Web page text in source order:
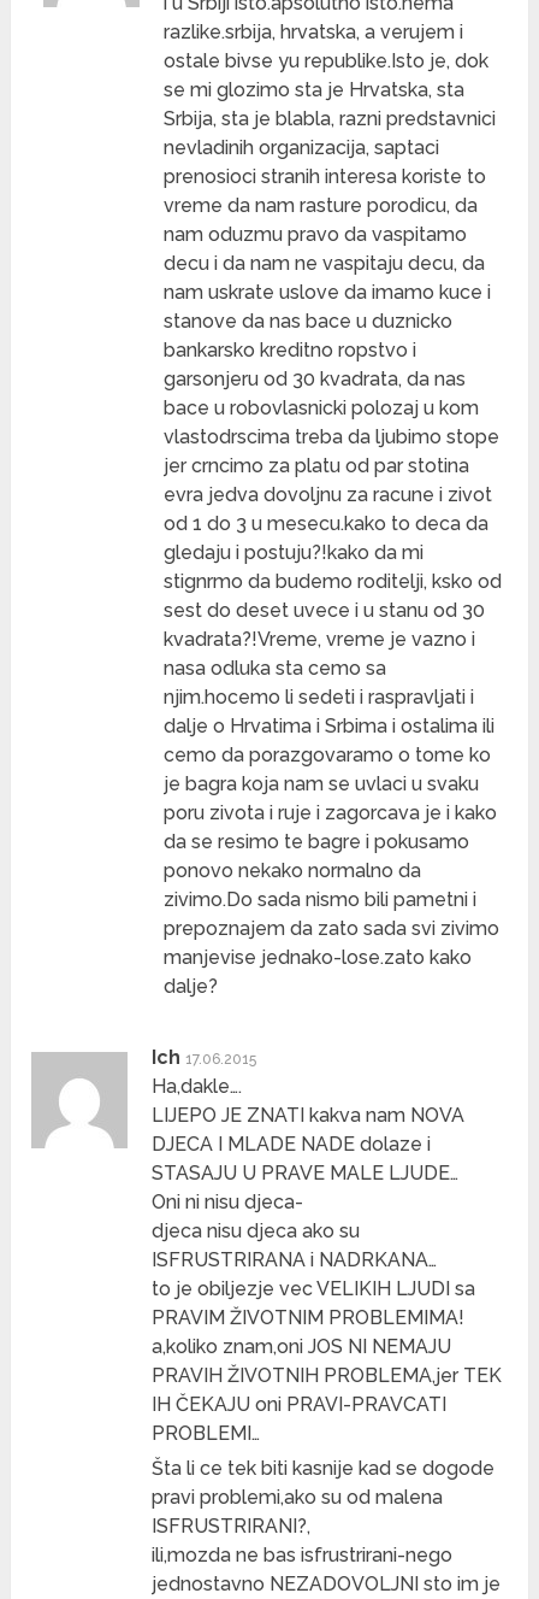
razlike.srbija, hrvatska, a verujem i
ostale bivse yu republike.Isto je, dok
se mi glozimo sta je Hrvatska, sta
Srbija, sta je blabla, razni predstavnici
nevladinih organizacija, saptaci
prenosioci stranih interesa koriste to
vreme da nam rasture porodicu, da
nam oduzmu pravo da vaspitamo
decu i da nam ne vaspitaju decu, da
nam uskrate uslove da imamo kuce i
stanove da nas bace u duznicko
bankarsko kreditno ropstvo i
garsonjeru od 30 kvadrata, da nas
bace u robovlasnicki polozaj u kom
vlastodrscima treba da ljubimo stope
jer crncimo za platu od par stotina
evra jedva dovoljnu za racune i zivot
od 1 do 3 u mesecu.kako to deca da
gledaju i postuju?!kako da mi
stignrmo da budemo roditelji, ksko od
sest do deset uvece i u stanu od 30
kvadrata?!Vreme, vreme je vazno i
nasa odluka sta cemo sa
njim.hocemo li sedeti i raspravljati i
dalje o Hrvatima i Srbima i ostalima ili
cemo da porazgovaramo o tome ko
je bagra koja nam se uvlaci u svaku
poru zivota i ruje i zagorcava je i kako
da se resimo te bagre i pokusamo
ponovo nekako normalno da
zivimo.Do sada nismo bili pametni i
prepoznajem da zato sada svi zivimo
manjevise jednako-lose.zato kako
dalje?
Ich 17.06.2015
Ha,dakle….
LIJEPO JE ZNATI kakva nam NOVA
DJECA I MLADE NADE dolaze i
STASAJU U PRAVE MALE LJUDE…
Oni ni nisu djeca-
djeca nisu djeca ako su
ISFRUSTRIRANA i NADRKANA…
to je obiljezje vec VELIKIH LJUDI sa
PRAVIM ŽIVOTNIM PROBLEMIMA!
a,koliko znam,oni JOS NI NEMAJU
PRAVIH ŽIVOTNIH PROBLEMA,jer TEK
IH ČEKAJU oni PRAVI-PRAVCATI
PROBLEMI…
Šta li ce tek biti kasnije kad se dogode
pravi problemi,ako su od malena
ISFRUSTRIRANI?,
ili,mozda ne bas isfrustrirani-nego
jednostavno NEZADOVOLJNI sto im je